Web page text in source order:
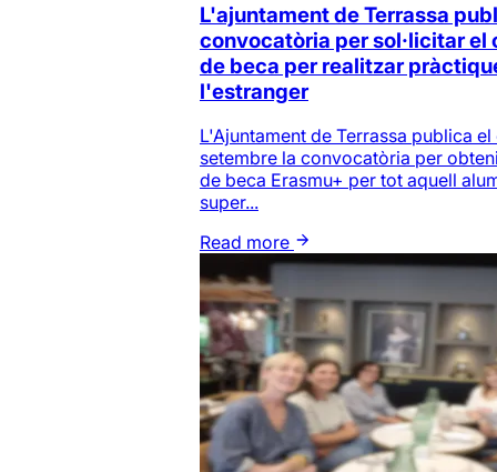
L'ajuntament de Terrassa
convocatòria per sol·licitar el
de beca per realitzar
l'estranger
L'Ajuntament de Terrassa publica el
setembre la convocatòria per
de beca Erasmu+ per tot aquell
super...
Read more